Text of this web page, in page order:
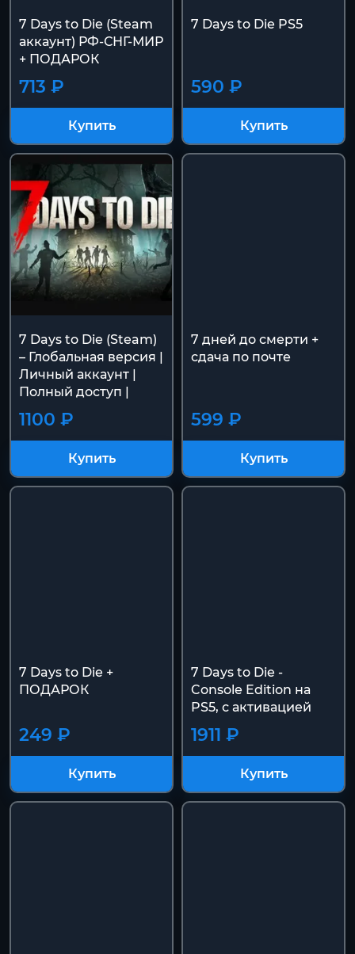
7 Days to Die (Steam
аккаунт) РФ-СНГ-МИР
+ ПОДАРОК
713 ₽
Купить
7 Days to Die PS5
590 ₽
Купить
7 Days to Die (Steam)
– Глобальная версия |
Личный аккаунт |
Полный доступ |
1100 ₽
Купить
7 дней до смерти +
сдача по почте
599 ₽
Купить
7 Days to Die +
ПОДАРОК
249 ₽
Купить
7 Days to Die -
Console Edition на
PS5, с активацией
1911 ₽
Купить